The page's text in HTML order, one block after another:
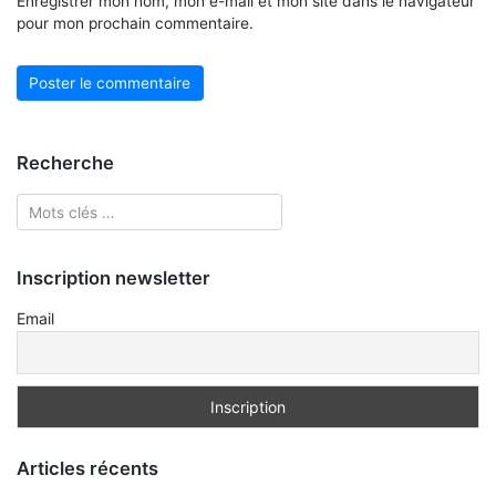
pour mon prochain commentaire.
Recherche
Inscription newsletter
Email
Articles récents